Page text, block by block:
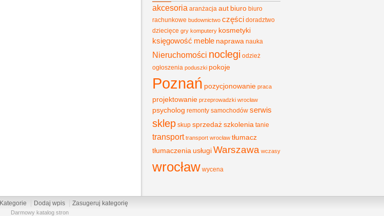
akcesoria aranżacja aut biuro biuro
rachunkowe budownictwo części doradztwo
dziecięce gry komputery kosmetyki
księgowość meble naprawa nauka
Nieruchomości noclegi odzież
ogłoszenia poduszki pokoje
Poznań pozycjonowanie praca
projektowanie przeprowadzki wrocław
psycholog remonty samochodów serwis
sklep skup sprzedaższkolenia tanie
transport transport wrocław tłumacz
tłumaczenia usługiWarszawa wczasy
wrocław wycena
Kategorie Dodaj wpis Zasugeruj kategorię
Darmowy katalog stron